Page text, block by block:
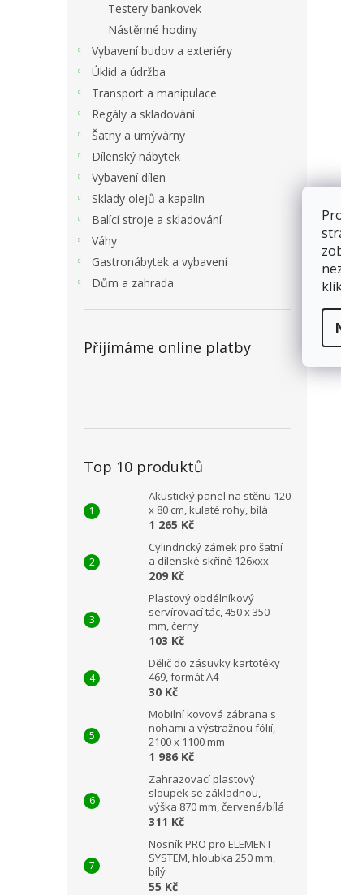
Testery bankovek
Nástěnné hodiny
Vybavení budov a exteriéry
Úklid a údržba
Transport a manipulace
Regály a skladování
Šatny a umývárny
Dílenský nábytek
Vybavení dílen
Sklady olejů a kapalin
Balící stroje a skladování
Váhy
Gastronábytek a vybavení
Dům a zahrada
Přijímáme online platby
Top 10 produktů
Akustický panel na stěnu 120
x 80 cm, kulaté rohy, bílá
1 265 Kč
Cylindrický zámek pro šatní
a dílenské skříně 126xxx
209 Kč
Plastový obdélníkový
servírovací tác, 450 x 350
mm, černý
103 Kč
Dělič do zásuvky kartotéky
469, formát A4
30 Kč
Mobilní kovová zábrana s
nohami a výstražnou fólií,
2100 x 1100 mm
1 986 Kč
Zahrazovací plastový
sloupek se základnou,
výška 870 mm, červená/bílá
311 Kč
Nosník PRO pro ELEMENT
SYSTEM, hloubka 250 mm,
bílý
55 Kč